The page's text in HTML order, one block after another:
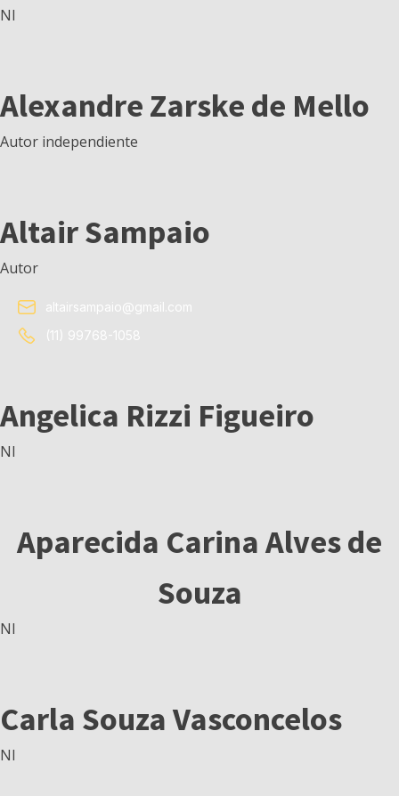
NI
Alexandre Zarske de Mello
Autor independiente
Altair Sampaio
Autor
altairsampaio@gmail.com
(11) 99768-1058
Angelica Rizzi Figueiro
NI
Aparecida Carina Alves de
Souza
NI
Carla Souza Vasconcelos
NI